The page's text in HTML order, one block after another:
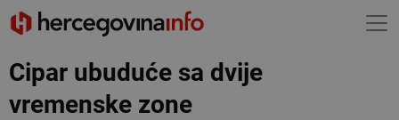
Cipar ubuduće sa dvije
vremenske zone